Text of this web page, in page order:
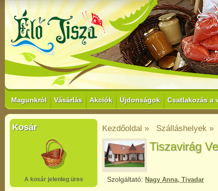
Magunkról Vásárlás Akciók Újdonságok Csatlakozás a
Kosár
A kosár jelenleg üres
Kezdőoldal » Szálláshelyek »
Tiszavirág
Szolgáltató: Nagy Anna, Tivadar